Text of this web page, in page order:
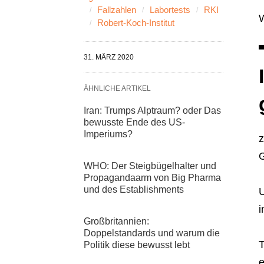
Fallzahlen
Labortests
RKI
Robert-Koch-Institut
31. MÄRZ 2020
ÄHNLICHE ARTIKEL
Iran: Trumps Alptraum? oder Das
bewusste Ende des US-
Imperiums?
WHO: Der Steigbügelhalter und
Propagandaarm von Big Pharma
und des Establishments
Großbritannien:
Doppelstandards und warum die
Politik diese bewusst lebt